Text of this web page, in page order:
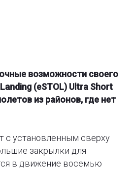
возможности своего
(eSTOL) Ultra Short
из районов, где нет
с установленным сверху
закрылки для
в движение восемью